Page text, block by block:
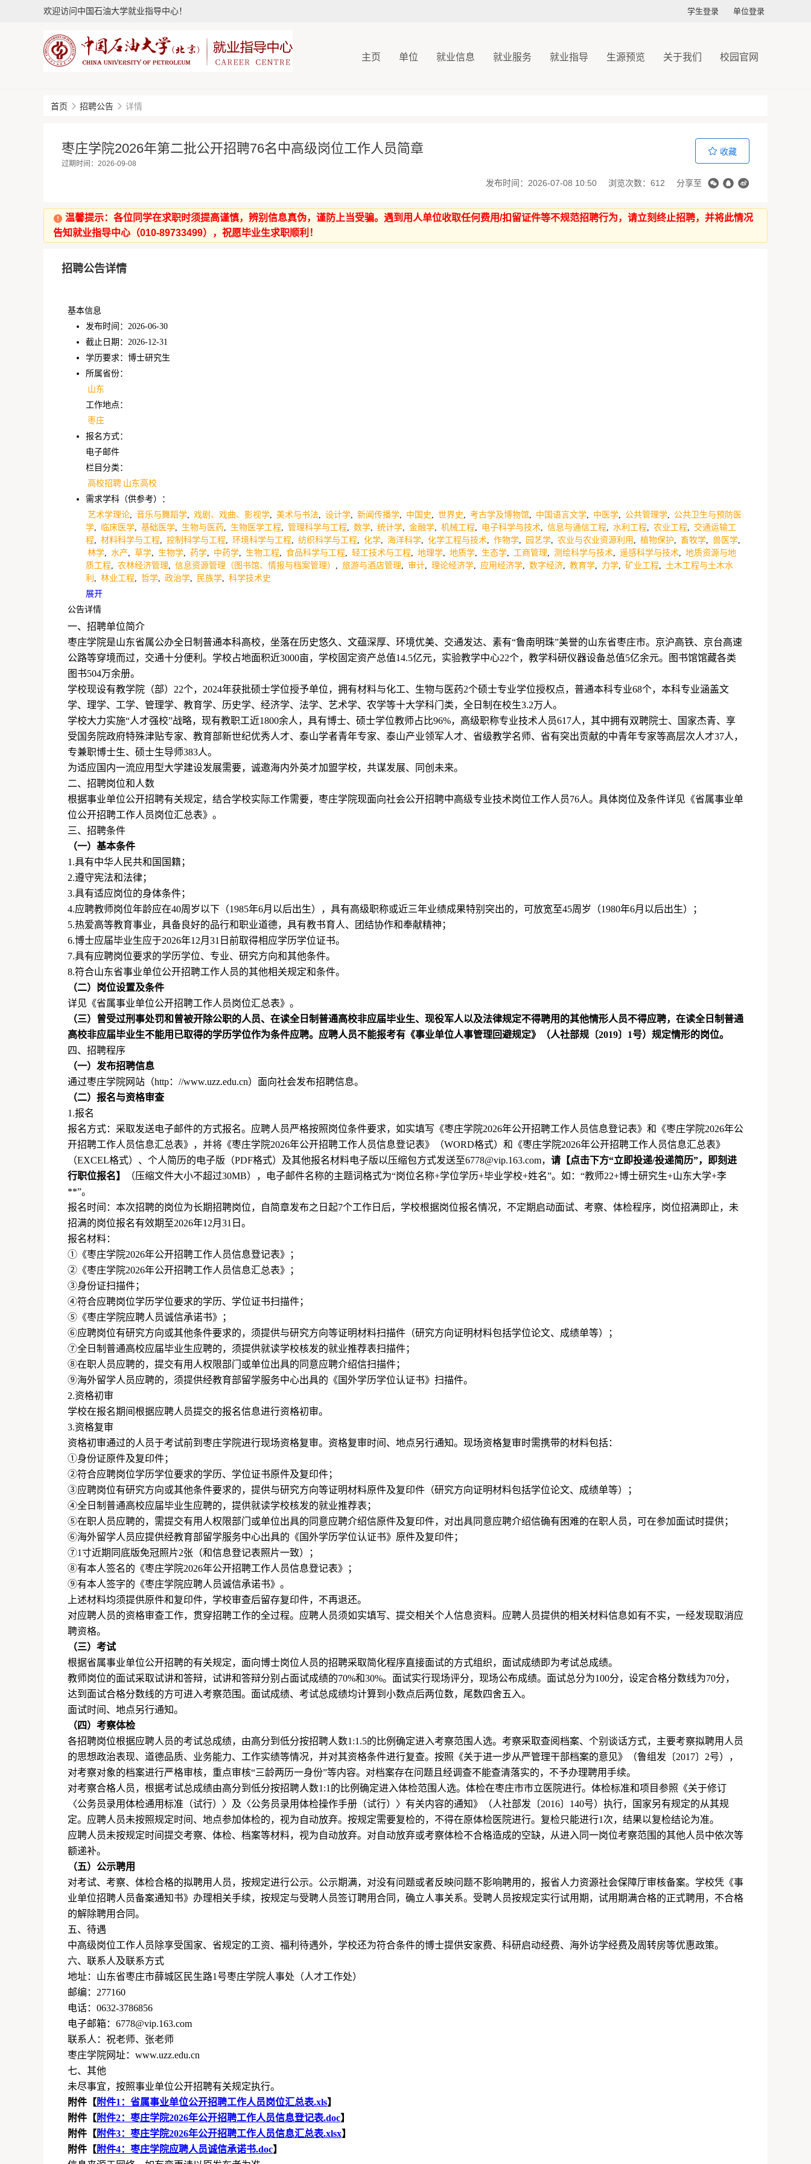
欢迎访问中国石油大学就业指导中心！ 学生登录 单位登录
主页 单位 就业信息 就业服务 就业指导 生源预览 关于我们 校园官网
首页 招聘公告 详情
枣庄学院2026年第二批公开招聘76名中高级岗位工作人员简章
过期时间：2026-09-08
收藏
发布时间：2026-07-08 10:50 浏览次数：612 分享至
温馨提示：各位同学在求职时须提高谨慎，辨别信息真伪，谨防上当受骗。遇到用人单位收取任何费用/扣留证件等不规范招聘行为，请立刻终止招聘，并将此情况
告知就业指导中心（010-89733499），祝愿毕业生求职顺利！
招聘公告详情
基本信息
发布时间：2026-06-30
截止日期：2026-12-31
学历要求：博士研究生
所属省份：
山东
工作地点：
枣庄
报名方式：
电子邮件
栏目分类：
高校招聘 山东高校
需求学科（供参考）：
艺术学理论, 音乐与舞蹈学, 戏剧、戏曲、影视学, 美术与书法, 设计学, 新闻传播学, 中国史, 世界史, 考古学及博物馆, 中国语言文学, 中医学, 公共管理学, 公共卫生与预防医
学, 临床医学, 基础医学, 生物与医药, 生物医学工程, 管理科学与工程, 数学, 统计学, 金融学, 机械工程, 电子科学与技术, 信息与通信工程, 水利工程, 农业工程, 交通运输工
程, 材料科学与工程, 控制科学与工程, 环境科学与工程, 纺织科学与工程, 化学, 海洋科学, 化学工程与技术, 作物学, 园艺学, 农业与农业资源利用 , 植物保护, 畜牧学, 兽医学,
林学, 水产, 草学, 生物学, 药学, 中药学, 生物工程, 食品科学与工程, 轻工技术与工程, 地理学, 地质学, 生态学, 工商管理, 测绘科学与技术, 遥感科学与技术, 地质资源与地
质工程, 农林经济管理, 信息资源管理（图书馆、情报与档案管理） , 旅游与酒店管理, 审计, 理论经济学, 应用经济学, 数字经济, 教育学, 力学, 矿业工程, 土木工程与土木水
利 , 林业工程, 哲学, 政治学, 民族学, 科学技术史
展开
公告详情
一、招聘单位简介
枣庄学院是山东省属公办全日制普通本科高校，坐落在历史悠久、文蕴深厚、环境优美、交通发达、素有“鲁南明珠”美誉的山东省枣庄市。京沪高铁、京台高速
公路等穿境而过，交通十分便利。学校占地面积近3000亩，学校固定资产总值14.5亿元，实验教学中心22个，教学科研仪器设备总值5亿余元。图书馆馆藏各类
图书504万余册。
学校现设有教学院（部） 22个， 2024年获批硕士学位授予单位，拥有材料与化工、生物与医药2个硕士专业学位授权点，普通本科专业68个，本科专业涵盖文
学、理学、工学、管理学、教育学、历史学、经济学、法学、艺术学、农学等十大学科门类，全日制在校生3.2万人。
学校大力实施“人才强校”战略，现有教职工近1800余人，具有博士、硕士学位教师占比96%，高级职称专业技术人员617人，其中拥有双聘院士、国家杰青、享
受国务院政府特殊津贴专家、教育部新世纪优秀人才、泰山学者青年专家、泰山产业领军人才、省级教学名师、省有突出贡献的中青年专家等高层次人才37人，
专兼职博士生、硕士生导师383人。
为适应国内一流应用型大学建设发展需要，诚邀海内外英才加盟学校，共谋发展、同创未来。
二、招聘岗位和人数
根据事业单位公开招聘有关规定，结合学校实际工作需要，枣庄学院现面向社会公开招聘中高级专业技术岗位工作人员76人。具体岗位及条件详见《省属事业单
位公开招聘工作人员岗位汇总表》。
三、招聘条件
（一）基本条件
1.具有中华人民共和国国籍；
2.遵守宪法和法律；
3.具有适应岗位的身体条件；
4.应聘教师岗位年龄应在40周岁以下（1985年6月以后出生），具有高级职称或近三年业绩成果特别突出的，可放宽至45周岁（1980年6月以后出生）；
5.热爱高等教育事业，具备良好的品行和职业道德，具有教书育人、团结协作和奉献精神；
6.博士应届毕业生应于2026年12月 31 日前取得相应学历学位证书。
7.具有应聘岗位要求的学历学位、专业、研究方向和其他条件。
8.符合山东省事业单位公开招聘工作人员的其他相关规定和条件。
（二）岗位设置及条件
详见《省属事业单位公开招聘工作人员岗位汇总表》。
（三）曾受过刑事处罚和曾被开除公职的人员、在读全日制普通高校非应届毕业生、现役军人以及法律规定不得聘用的其他情形人员不得应聘，在读全日制普通
高校非应届毕业生不能用已取得的学历学位作为条件应聘。应聘人员不能报考有《事业单位人事管理回避规定》（人社部规〔2019〕 1号）规定情形的岗位。
四、招聘程序
（一）发布招聘信息
通过枣庄学院网站（http： //www.uzz.edu.cn）面向社会发布招聘信息。
（二）报名与资格审查
1.报名
报名方式：采取发送电子邮件的方式报名。应聘人员严格按照岗位条件要求，如实填写《枣庄学院2026年公开招聘工作人员信息登记表》和《枣庄学院2026年公
开招聘工作人员信息汇总表》，并将《枣庄学院2026年公开招聘工作人员信息登记表》（WORD格式）和《枣庄学院2026年公开招聘工作人员信息汇总表》
（EXCEL格式）、个人简历的电子版（PDF格式）及其他报名材料电子版以压缩包方式发送至6778@vip.163.com， 请【点击下方“立即投递/投递简历”，即刻进
行职位报名】
（压缩文件大小不超过30MB），电子邮件名称的主题词格式为“岗位名称+学位学历+毕业学校+姓名”。如：“教师22+博士研究生+山东大学+李
**”。
报名时间：本次招聘的岗位为长期招聘岗位，自简章发布之日起7个工作日后，学校根据岗位报名情况，不定期启动面试、考察、体检程序，岗位招满即止，未
招满的岗位报名有效期至2026年12月 31 日。
报名材料：
①《枣庄学院2026年公开招聘工作人员信息登记表》；
②《枣庄学院2026年公开招聘工作人员信息汇总表》；
③身份证扫描件；
④符合应聘岗位学历学位要求的学历、学位证书扫描件；
⑤《枣庄学院应聘人员诚信承诺书》；
⑥应聘岗位有研究方向或其他条件要求的，须提供与研究方向等证明材料扫描件（研究方向证明材料包括学位论文、成绩单等）；
⑦全日制普通高校应届毕业生应聘的，须提供就读学校核发的就业推荐表扫描件；
⑧在职人员应聘的，提交有用人权限部门或单位出具的同意应聘介绍信扫描件；
⑨海外留学人员应聘的，须提供经教育部留学服务中心出具的《国外学历学位认证书》扫描件。
2.资格初审
学校在报名期间根据应聘人员提交的报名信息进行资格初审。
3.资格复审
资格初审通过的人员于考试前到枣庄学院进行现场资格复审。资格复审时间、地点另行通知。现场资格复审时需携带的材料包括：
①身份证原件及复印件；
②符合应聘岗位学历学位要求的学历、学位证书原件及复印件；
③应聘岗位有研究方向或其他条件要求的，提供与研究方向等证明材料原件及复印件（研究方向证明材料包括学位论文、成绩单等）；
④全日制普通高校应届毕业生应聘的，提供就读学校核发的就业推荐表；
⑤在职人员应聘的，需提交有用人权限部门或单位出具的同意应聘介绍信原件及复印件，对出具同意应聘介绍信确有困难的在职人员，可在参加面试时提供；
⑥海外留学人员应提供经教育部留学服务中心出具的《国外学历学位认证书》原件及复印件；
⑦1寸近期同底版免冠照片2张（和信息登记表照片一致）；
⑧有本人签名的《枣庄学院2026年公开招聘工作人员信息登记表》；
⑨有本人签字的《枣庄学院应聘人员诚信承诺书》。
上述材料均须提供原件和复印件，学校审查后留存复印件，不再退还。
对应聘人员的资格审查工作，贯穿招聘工作的全过程。应聘人员须如实填写、提交相关个人信息资料。应聘人员提供的相关材料信息如有不实，一经发现取消应
聘资格。
（三）考试
根据省属事业单位公开招聘的有关规定，面向博士岗位人员的招聘采取简化程序直接面试的方式组织，面试成绩即为考试总成绩。
教师岗位的面试采取试讲和答辩，试讲和答辩分别占面试成绩的70%和30%。面试实行现场评分，现场公布成绩。面试总分为100分，设定合格分数线为70分，
达到面试合格分数线的方可进入考察范围。面试成绩、考试总成绩均计算到小数点后两位数，尾数四舍五入。
面试时间、地点另行通知。
（四）考察体检
各招聘岗位根据应聘人员的考试总成绩，由高分到低分按招聘人数1:1.5的比例确定进入考察范围人选。考察采取查阅档案、个别谈话方式，主要考察拟聘用人员
的思想政治表现、道德品质、业务能力、工作实绩等情况，并对其资格条件进行复查。按照《关于进一步从严管理干部档案的意见》（鲁组发〔2017〕 2号），
对考察对象的档案进行严格审核，重点审核“三龄两历一身份”等内容。对档案存在问题且经调查不能查清落实的，不予办理聘用手续。
对考察合格人员，根据考试总成绩由高分到低分按招聘人数1:1的比例确定进入体检范围人选。体检在枣庄市市立医院进行。体检标准和项目参照《关于修订
〈公务员录用体检通用标准（试行）〉及〈公务员录用体检操作手册（试行）〉有关内容的通知》（人社部发〔2016〕 140号）执行，国家另有规定的从其规
定。应聘人员未按照规定时间、地点参加体检的，视为自动放弃。按规定需要复检的，不得在原体检医院进行。复检只能进行1次，结果以复检结论为准。
应聘人员未按规定时间提交考察、体检、档案等材料，视为自动放弃。对自动放弃或考察体检不合格造成的空缺，从进入同一岗位考察范围的其他人员中依次等
额递补。
（五）公示聘用
对考试、考察、体检合格的拟聘用人员，按规定进行公示。公示期满，对没有问题或者反映问题不影响聘用的，报省人力资源社会保障厅审核备案。学校凭《事
业单位招聘人员备案通知书》办理相关手续，按规定与受聘人员签订聘用合同，确立人事关系。受聘人员按规定实行试用期，试用期满合格的正式聘用，不合格
的解除聘用合同。
五、待遇
中高级岗位工作人员除享受国家、省规定的工资、福利待遇外，学校还为符合条件的博士提供安家费、科研启动经费、海外访学经费及周转房等优惠政策。
六、联系人及联系方式
地址：山东省枣庄市薛城区民生路1号枣庄学院人事处（人才工作处）
邮编： 277160
电话： 0632-3786856
电子邮箱： 6778@vip.163.com
联系人：祝老师、张老师
枣庄学院网址： www.uzz.edu.cn
七、其他
未尽事宜，按照事业单位公开招聘有关规定执行。
附件【 附件1：省属事业单位公开招聘工作人员岗位汇总表.xls】
附件【 附件2：枣庄学院2026年公开招聘工作人员信息登记表.doc】
附件【 附件3：枣庄学院2026年公开招聘工作人员信息汇总表.xlsx】
附件【 附件4：枣庄学院应聘人员诚信承诺书.doc】